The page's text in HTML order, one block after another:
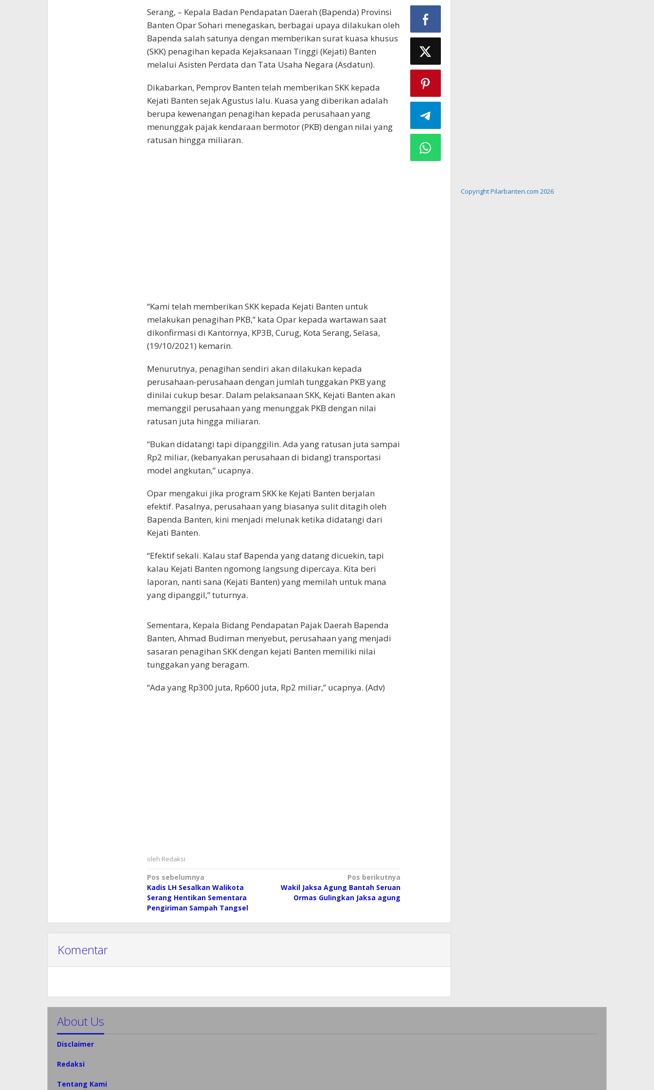
Serang, – Kepala Badan Pendapatan Daerah (Bapenda) Provinsi
Banten Opar Sohari menegaskan, berbagai upaya dilakukan oleh
Bapenda salah satunya dengan memberikan surat kuasa khusus
(SKK) penagihan kepada Kejaksanaan Tinggi (Kejati) Banten
melalui Asisten Perdata dan Tata Usaha Negara (Asdatun).
Dikabarkan, Pemprov Banten telah memberikan SKK kepada
Kejati Banten sejak Agustus lalu. Kuasa yang diberikan adalah
berupa kewenangan penagihan kepada perusahaan yang
menunggak pajak kendaraan bermotor (PKB) dengan nilai yang
ratusan hingga miliaran.
“Kami telah memberikan SKK kepada Kejati Banten untuk
melakukan penagihan PKB,” kata Opar kepada wartawan saat
dikonfirmasi di Kantornya, KP3B, Curug, Kota Serang, Selasa,
(19/10/2021) kemarin.
Menurutnya, penagihan sendiri akan dilakukan kepada
perusahaan-perusahaan dengan jumlah tunggakan PKB yang
dinilai cukup besar. Dalam pelaksanaan SKK, Kejati Banten akan
memanggil perusahaan yang menunggak PKB dengan nilai
ratusan juta hingga miliaran.
“Bukan didatangi tapi dipanggilin. Ada yang ratusan juta sampai
Rp2 miliar, (kebanyakan perusahaan di bidang) transportasi
model angkutan,” ucapnya.
Opar mengakui jika program SKK ke Kejati Banten berjalan
efektif. Pasalnya, perusahaan yang biasanya sulit ditagih oleh
Bapenda Banten, kini menjadi melunak ketika didatangi dari
Kejati Banten.
“Efektif sekali. Kalau staf Bapenda yang datang dicuekin, tapi
kalau Kejati Banten ngomong langsung dipercaya. Kita beri
laporan, nanti sana (Kejati Banten) yang memilah untuk mana
yang dipanggil,” tuturnya.
Sementara, Kepala Bidang Pendapatan Pajak Daerah Bapenda
Banten, Ahmad Budiman menyebut, perusahaan yang menjadi
sasaran penagihan SKK dengan kejati Banten memiliki nilai
tunggakan yang beragam.
“Ada yang Rp300 juta, Rp600 juta, Rp2 miliar,” ucapnya. (Adv)
oleh Redaksi
Navigasi
pos
Pos sebelumnya
Kadis LH Sesalkan Walikota
Serang Hentikan Sementara
Pengiriman Sampah Tangsel
Pos berikutnya
Wakil Jaksa Agung Bantah Seruan
Ormas Gulingkan Jaksa agung
Komentar
Copyright Pilarbanten.com 2026
About Us
Disclaimer
Redaksi
Tentang Kami